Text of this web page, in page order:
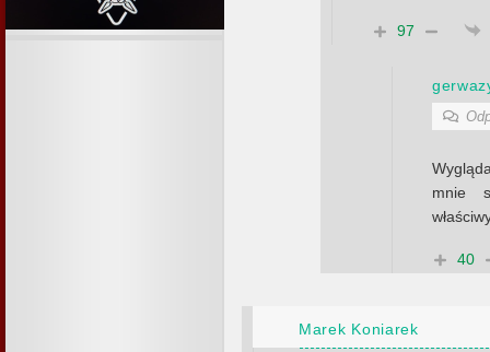
97
mnie
40
Marek Koniarek